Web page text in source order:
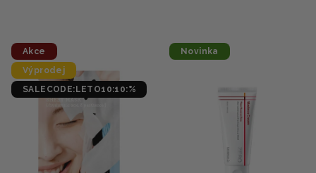
Akce
Výprodej
SALECODE:LETO10:10:%
Novinka